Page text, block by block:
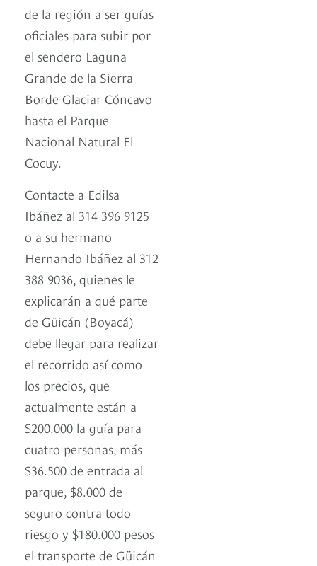
de la región a ser guías
oficiales para subir por
el sendero Laguna
Grande de la Sierra
Borde Glaciar Cóncavo
hasta el Parque
Nacional Natural El
Cocuy.
Contacte a Edilsa
Ibáñez al 314 396 9125
o a su hermano
Hernando Ibáñez al 312
388 9036, quienes le
explicarán a qué parte
de Güicán (Boyacá)
debe llegar para realizar
el recorrido así como
los precios, que
actualmente están a
$200.000 la guía para
cuatro personas, más
$36.500 de entrada al
parque, $8.000 de
seguro contra todo
riesgo y $180.000 pesos
el transporte de Güicán